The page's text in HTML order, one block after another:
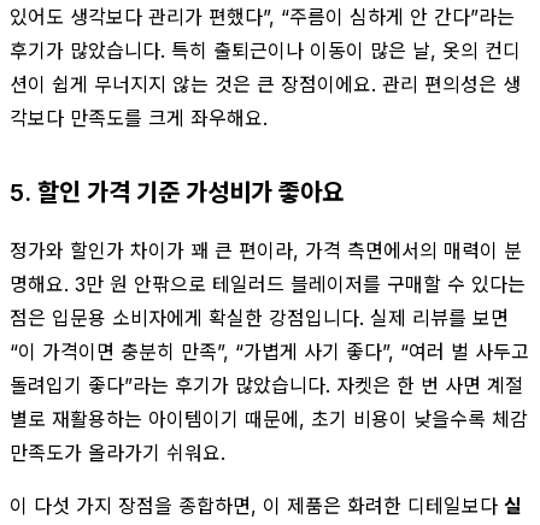
있어도 생각보다 관리가 편했다”, “주름이 심하게 안 간다”라는
후기가 많았습니다. 특히 출퇴근이나 이동이 많은 날, 옷의 컨디
션이 쉽게 무너지지 않는 것은 큰 장점이에요. 관리 편의성은 생
각보다 만족도를 크게 좌우해요.
5. 할인 가격 기준 가성비가 좋아요
정가와 할인가 차이가 꽤 큰 편이라, 가격 측면에서의 매력이 분
명해요. 3만 원 안팎으로 테일러드 블레이저를 구매할 수 있다는
점은 입문용 소비자에게 확실한 강점입니다. 실제 리뷰를 보면
“이 가격이면 충분히 만족”, “가볍게 사기 좋다”, “여러 벌 사두고
돌려입기 좋다”라는 후기가 많았습니다. 자켓은 한 번 사면 계절
별로 재활용하는 아이템이기 때문에, 초기 비용이 낮을수록 체감
만족도가 올라가기 쉬워요.
이 다섯 가지 장점을 종합하면, 이 제품은 화려한 디테일보다 실